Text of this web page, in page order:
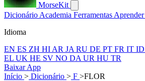
MorseKit
Dicionário Academia Ferramentas Aprender
Idioma
EN ES ZH HI AR JA RU DE PT FR IT ID
EL UK HE SV NO DA UR HU TR
Baixar App
Início > Dicionário > F >FLOR